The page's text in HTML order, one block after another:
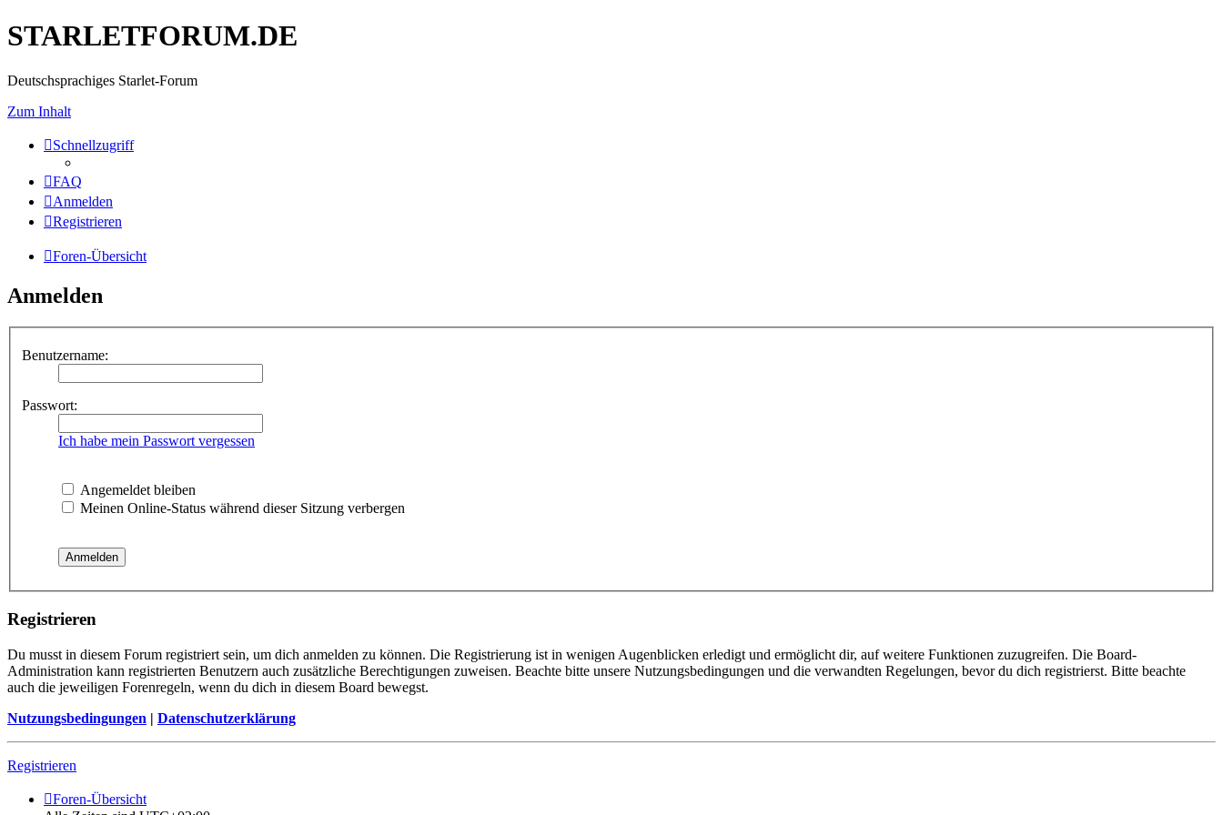
STARLETFORUM.DE
Deutschsprachiges Starlet-Forum
Zum Inhalt
Schnellzugriff
FAQ
Anmelden
Registrieren
Foren-Übersicht
Anmelden
Benutzername:
Passwort:
Ich habe mein Passwort vergessen
Angemeldet bleiben
Meinen Online-Status während dieser Sitzung verbergen
Registrieren
Du musst in diesem Forum registriert sein, um dich anmelden zu können. Die Registrierung ist in wenigen Augenblicken erledigt und ermöglicht dir, auf weitere Funktionen zuzugreifen. Die Board-
Administration kann registrierten Benutzern auch zusätzliche Berechtigungen zuweisen. Beachte bitte unsere Nutzungsbedingungen und die verwandten Regelungen, bevor du dich registrierst. Bitte beachte
auch die jeweiligen Forenregeln, wenn du dich in diesem Board bewegst.
Nutzungsbedingungen | Datenschutzerklärung
Registrieren
Foren-Übersicht